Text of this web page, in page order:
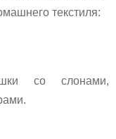
текстиля:
со слонами,